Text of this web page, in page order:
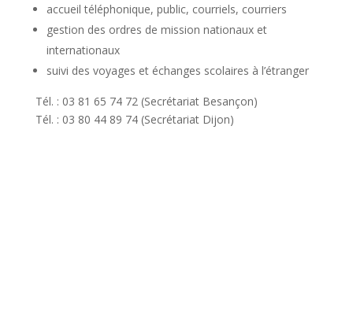
accueil téléphonique, public, courriels, courriers
gestion des ordres de mission nationaux et
internationaux
suivi des voyages et échanges scolaires à l’étranger
Tél. : 03 81 65 74 72 (Secrétariat Besançon)
Tél. : 03 80 44 89 74 (Secrétariat Dijon)